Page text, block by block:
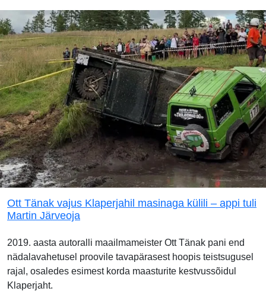
Ott Tänak vajus Klaperjahil masinaga külili – appi tuli
Martin Järveoja
2019. aasta autoralli maailmameister Ott Tänak pani end
nädalavahetusel proovile tavapärasest hoopis teistsugusel
rajal, osaledes esimest korda maasturite kestvussõidul
Klaperjaht.